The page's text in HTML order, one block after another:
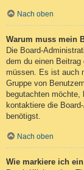
Nach oben
Warum muss mein
Die Board-
dem du einen
müssen. Es ist auch
Gruppe von
begutachten möchte,
kontaktiere die
benötigst.
Nach oben
Wie markiere ich